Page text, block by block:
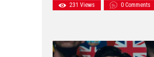
231 Views 0 Comments